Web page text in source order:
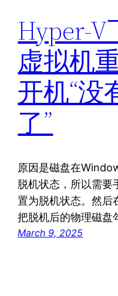
Hyper-V
虚拟机
开机“没
了”
原因是磁盘在
脱机状态，所以需要
置为脱机状态。然后
把脱机后的物理磁盘
March 9, 2025